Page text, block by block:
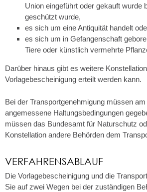
Union eingeführt oder gekauft wurde
geschützt wurde,
es sich um eine Antiquität handelt
es sich um in Gefangenschaft
Tiere oder künstlich vermehrte
Darüber hinaus gibt es weitere
Vorlagebescheinigung erteilt werden kann.
Bei der Transportgenehmigung müssen
angemessene Haltungsbedingungen
müssen das Bundesamt für Naturschutz
Konstellation andere Behörden dem
VERFAHRENSABLAUF
Die Vorlagebescheinigung und die
Sie auf zwei Wegen bei der zuständigen